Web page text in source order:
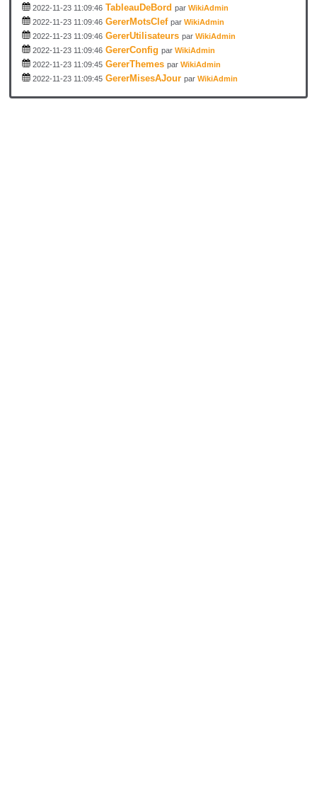
2022-11-23 11:09:46 TableauDeBord par WikiAdmin
2022-11-23 11:09:46 GererMotsClef par WikiAdmin
2022-11-23 11:09:46 GererUtilisateurs par WikiAdmin
2022-11-23 11:09:46 GererConfig par WikiAdmin
2022-11-23 11:09:45 GererThemes par WikiAdmin
2022-11-23 11:09:45 GererMisesAJour par WikiAdmin